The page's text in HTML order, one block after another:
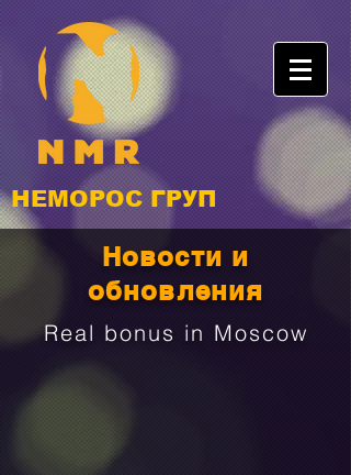
НЕМОРОС ГРУП
Новости и
обновления
Real bonus in Moscow